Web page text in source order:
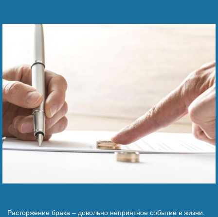
Наши победы
Видео о нас
Расторжение брака – довольно неприятное событие в жизни.